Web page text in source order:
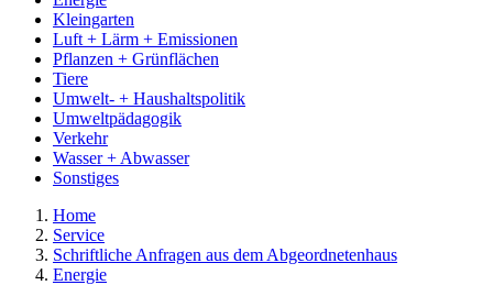
Kleingarten
Luft + Lärm + Emissionen
Pflanzen + Grünflächen
Tiere
Umwelt- + Haushaltspolitik
Umweltpädagogik
Verkehr
Wasser + Abwasser
Sonstiges
Home
Service
Schriftliche Anfragen aus dem Abgeordnetenhaus
Energie